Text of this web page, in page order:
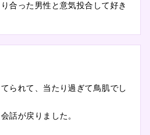
合った男性と意気投合して好き
られて、当たり過ぎて鳥肌でし
話が戻りました。